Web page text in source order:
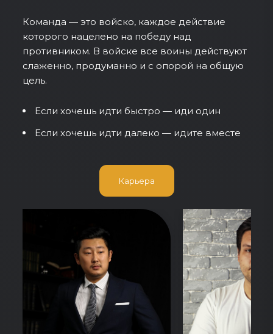
Команда — это войско, каждое действие
которого нацелено на победу над
противником. В войске все воины действуют
слаженно, продуманно и с опорой на общую
цель.
Если хочешь идти быстро — иди один
Если хочешь идти далеко — идите вместе
Карьера